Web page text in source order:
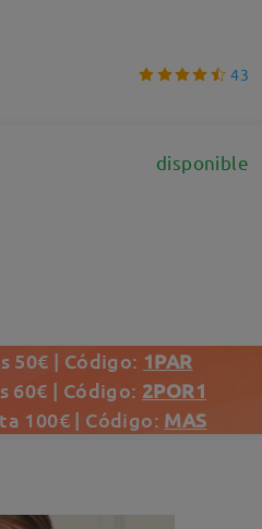
43
disponible
50€ | Código: 1PAR
60€ | Código: 2POR1
100€ | Código: MAS